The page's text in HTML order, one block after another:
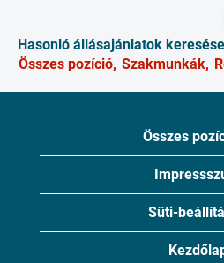
Hasonló állásajánlatok
Összes pozíció, Szakmunkák,
Összes
Süti-